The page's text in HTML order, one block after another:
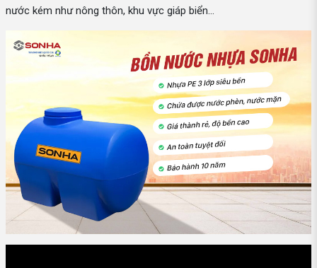
nước kém như nông thôn, khu vực giáp biển...